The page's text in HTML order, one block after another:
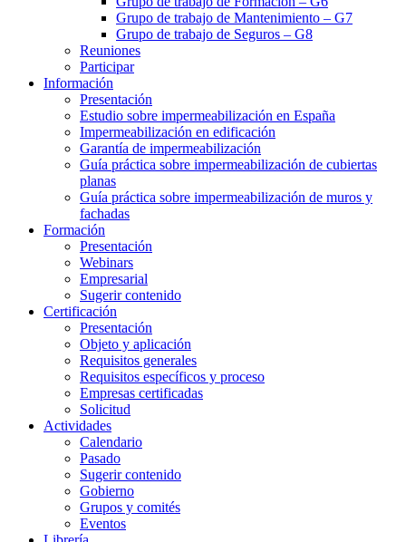
Grupo de trabajo de Mantenimiento – G7
Grupo de trabajo de Seguros – G8
Reuniones
Participar
Información
Presentación
Estudio sobre impermeabilización en España
Impermeabilización en edificación
Garantía de impermeabilización
Guía práctica sobre impermeabilización de cubiertas
planas
Guía práctica sobre impermeabilización de muros y
fachadas
Formación
Presentación
Webinars
Empresarial
Sugerir contenido
Certificación
Presentación
Objeto y aplicación
Requisitos generales
Requisitos específicos y proceso
Empresas certificadas
Solicitud
Actividades
Calendario
Pasado
Sugerir contenido
Gobierno
Grupos y comités
Eventos